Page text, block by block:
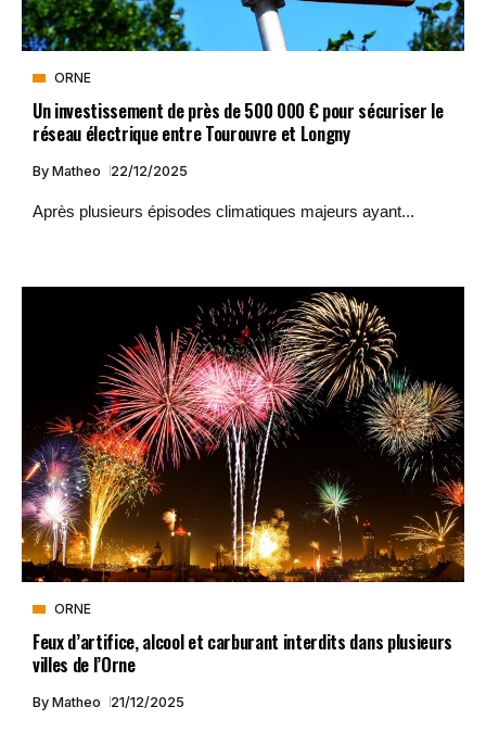
ORNE
Un investissement de près de 500 000 € pour sécuriser le
réseau électrique entre Tourouvre et Longny
By Matheo 22/12/2025
Après plusieurs épisodes climatiques majeurs ayant...
ORNE
Feux d’artifice, alcool et carburant interdits dans plusieurs
villes de l’Orne
By Matheo 21/12/2025